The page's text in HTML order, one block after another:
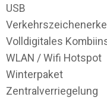
USB
Volldigitales
WLAN / Wifi Hotspot
Winterpaket
Zentralverriegelung